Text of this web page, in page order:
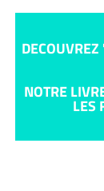
NOTRE
LES